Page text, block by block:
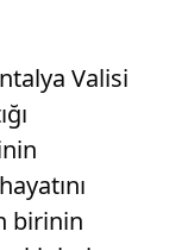
Valisi
birinin